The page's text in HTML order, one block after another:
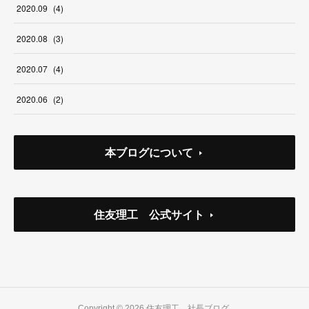
2020.09 (4)
2020.08 (3)
2020.07 (4)
2020.06 (2)
本ブログについて
住友理工 公式サイト